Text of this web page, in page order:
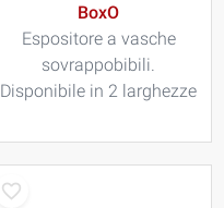
BoxO
Espositore a vasche
sovrappobibili.
Disponibile in 2 larghezze